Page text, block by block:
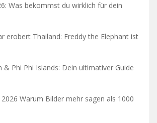
Was bekommst du wirklich für dein
erobert Thailand: Freddy the Elephant ist
& Phi Phi Islands: Dein ultimativer Guide
Warum Bilder mehr sagen als 1000